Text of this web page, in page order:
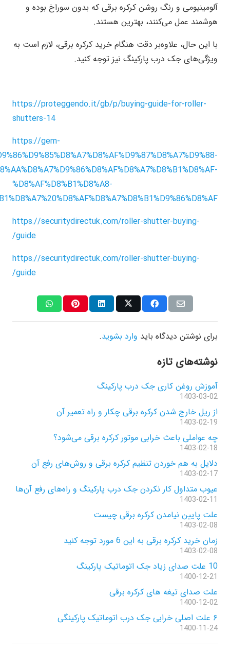
آلومینیومی و رنگ روشن کرکره برقی که بدون سوراخ بوده و
هوشمند عمل می‌کنند، بهترین هستند.
با این حال، علاوه‌بر دقت هنگام خرید کرکره برقی، لازم است به
ویژگی‌های جک درب پارکینگ نیز توجه کنید.
https://proteggendo.it/gb/p/buying-guide-for-roller-
shutters-14
https://gem-
%D8%AF%D8%B1%D8%A8-
https://securitydirectuk.com/roller-shutter-buying-
guide/
https://securitydirectuk.com/roller-shutter-buying-
guide/
برای نوشتن دیدگاه باید وارد بشوید.
نوشته‌های تازه
آموزش روغن کاری جک درب پارکینگ
1403-03-02
از ریل خارج شدن کرکره برقی چکار و راه تعمیر آن
1403-02-19
چه عواملی باعث خرابی موتور کرکره برقی می‌شود؟
1403-02-18
دلایل به هم خوردن تنظیم کرکره برقی و روش‌های رفع آن
1403-02-17
عیوب متداول کار نکردن جک درب پارکینگ و راه‌های رفع آن‌ها
1403-02-11
علت پایین نیامدن کرکره برقی چیست
1403-02-08
زمان خرید کرکره برقی به این 6 مورد توجه کنید
1403-02-08
10 علت صدای زیاد جک اتوماتیک پارکینگ
1400-12-21
علت صدای تیغه های کرکره برقی
1400-12-02
۶ علت اصلی خرابی جک درب اتوماتیک پارکینگی
1400-11-24